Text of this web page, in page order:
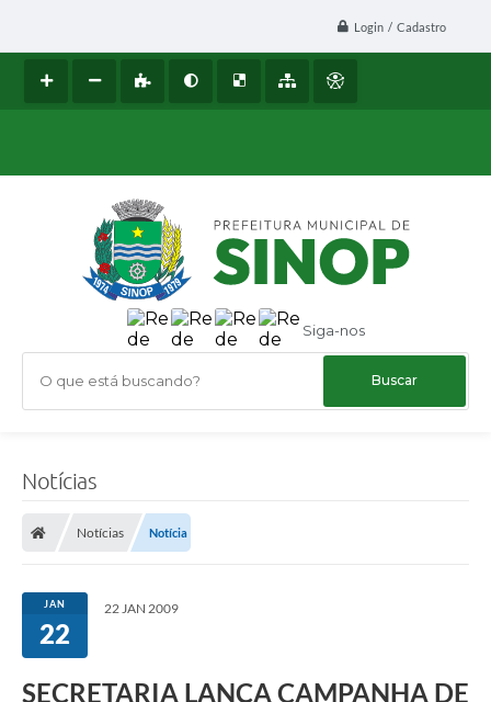
Login / Cadastro
Siga-nos
O que está buscando?
Notícias
Notícias Notícia
JAN
22
22 JAN 2009
SECRETARIA LANÇA CAMPANHA DE